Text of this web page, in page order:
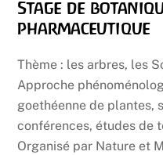
Stage de
pharmaceutique
Thème : les arbres, les
Approche
goethéenne de plantes,
conférences, études de
Organisé par Nature et